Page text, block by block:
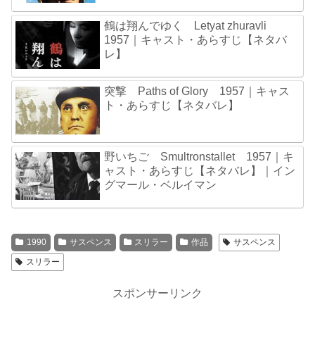
鶴は翔んでゆく Letyat zhuravli
1957｜キャスト・あらすじ【ネタバ
レ】
突撃 Paths of Glory 1957｜キャス
ト・あらすじ【ネタバレ】
野いちご Smultronstallet 1957｜キ
ャスト・あらすじ【ネタバレ】｜イン
グマール・ベルイマン
1990 サスペンス スリラー 作品
サスペンス
スリラー
スポンサーリンク